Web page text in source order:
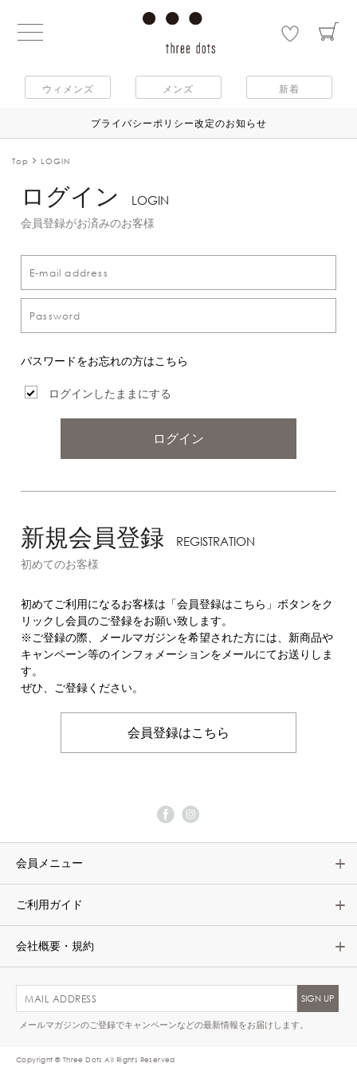
ウィメンズ メンズ 新着
プライバシーポリシー改定のお知らせ
Top LOGIN
ログイン LOGIN
会員登録がお済みのお客様
パスワードをお忘れの方はこちら
ログインしたままにする
ログイン
新規会員登録 REGISTRATION
初めてのお客様
初めてご利用になるお客様は「会員登録はこちら」ボタンをク
リックし会員のご登録をお願い致します。
※ご登録の際、メールマガジンを希望された方には、新商品や
キャンペーン等のインフォメーションをメールにてお送りしま
す。
ぜひ、ご登録ください。
会員登録はこちら
会員メニュー
ご利用ガイド
会社概要・規約
メールマガジンのご登録でキャンペーンなどの最新情報をお届けします。
Copyright © Three Dots All Rights Reserved